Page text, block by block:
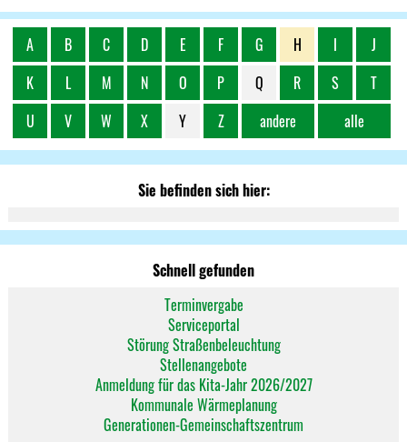
alle
A B C D E F G H I
J
K
L M N O P Q R S
T
U
V W X Y Z andere
Sie befinden sich hier:
Schnell gefunden
Terminvergabe
Serviceportal
Störung Straßenbeleuchtung
Stellenangebote
Anmeldung für das Kita-Jahr 2026/2027
Kommunale Wärmeplanung
Generationen-Gemeinschaftszentrum